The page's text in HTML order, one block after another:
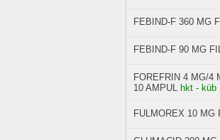
FEBIND-F 360 MG
FEBIND-F 90 MG
FOREFRIN 4 MG/4
10 AMPUL hkt - küb
FULMOREX 10 MG